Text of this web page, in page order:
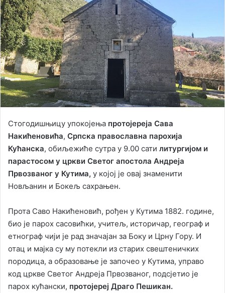
e
m
a
i
l
Стогодишњицу упокојења протојереја Сава
Накићеновића, Српска православна парохија
Кућанска, обиљежиће сутра у 9.00 сати литургијом и
парастосом у цркви Светог апостола Андреја
Првозваног у Кутима, у којој је овај знаменити
Новљанин и Бокељ сахрањен.
Прота Саво Накићеновић, рођен у Кутима 1882. године,
био је парох сасовићки, учитељ, историчар, географ и
етнограф чији је рад значајан за Боку и Црну Гору. И
отац и мајка су му потекли из старих свештеничких
породица, а образовање је започео у Кутима, управо
код цркве Светог Андреја Првозваног, подсјетио је
парох кућански, протојереј Драго Пешикан.